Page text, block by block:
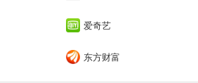
爱奇艺
东方财富